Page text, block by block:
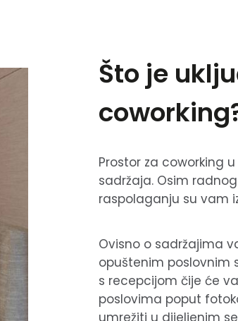
Što je
Prostor za coworking
sadržaja. Osim
raspolaganju su vam
Ovisno o sadržajima
opuštenim poslovnim
s recepcijom čije će
poslovima poput
umrežiti u dijeljenim